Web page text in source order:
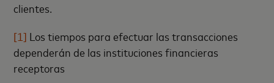
clientes.
[1] Los tiempos para efectuar las transacciones
dependerán de las instituciones financieras
receptoras